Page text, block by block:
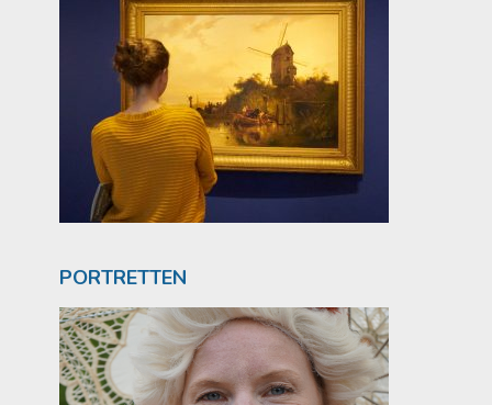
PORTRETTEN